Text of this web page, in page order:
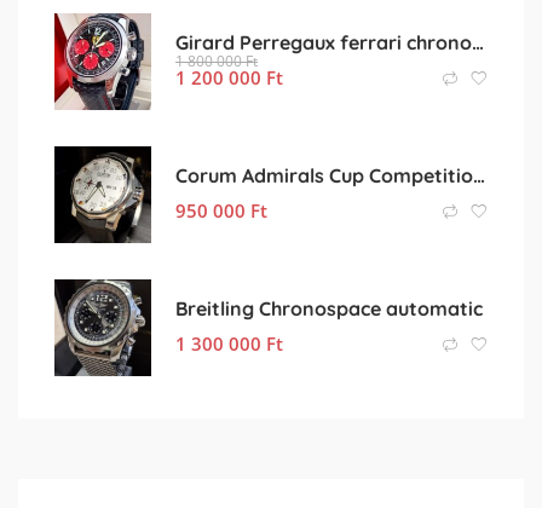
Girard Perregaux ferrari chronograph
1 800 000Ft
1 200 000 Ft
Corum Admirals Cup Competition 48 titán dobozában leszervizelve
950 000 Ft
Breitling Chronospace automatic
1 300 000 Ft